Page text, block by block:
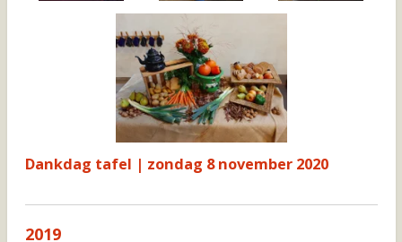
Dankdag tafel | zondag 8 november 2020
2019